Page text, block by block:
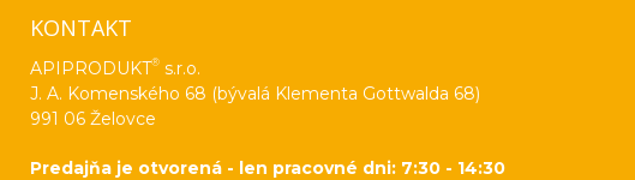
KONTAKT
APIPRODUKT® s.r.o.
J. A. Komenského 68 (bývalá Klementa Gottwalda 68)
991 06 Želovce
Predajňa je otvorená - len pracovné dni: 7:30 - 14:30